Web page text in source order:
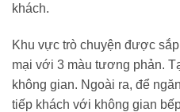
khách.
Khu vực trò chuyện được
mại với 3 màu tương phản.
không gian. Ngoài ra, để
tiếp khách với không gian